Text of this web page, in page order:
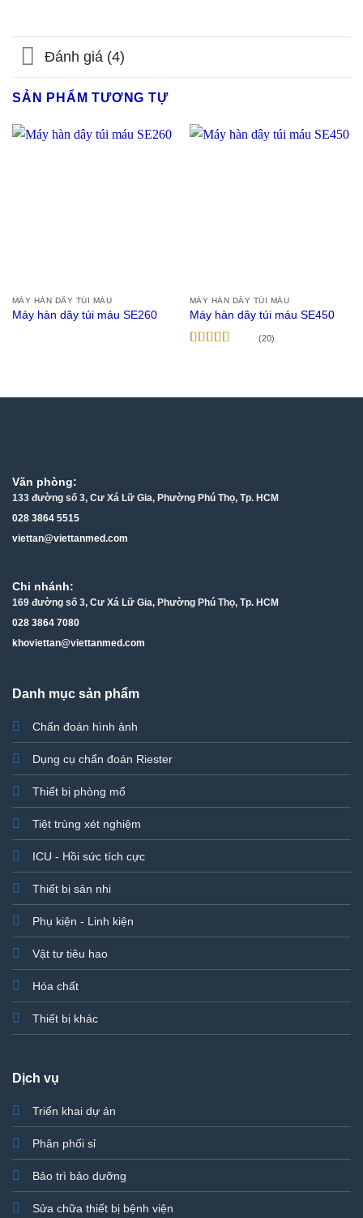
Đánh giá (4)
SẢN PHẨM TƯƠNG TỰ
MÁY HÀN DÂY TÚI MÁU
Máy hàn dây túi máu SE260
MÁY HÀN DÂY TÚI MÁU
Máy hàn dây túi máu SE450
(20)
Văn phòng:
133 đường số 3, Cư Xá Lữ Gia, Phường Phú Thọ, Tp. HCM
028 3864 5515
viettan@viettanmed.com
Chi nhánh:
169 đường số 3, Cư Xá Lữ Gia, Phường Phú Thọ, Tp. HCM
028 3864 7080
khoviettan@viettanmed.com
Danh mục sản phẩm
Chẩn đoán hình ảnh
Dụng cụ chẩn đoán Riester
Thiết bị phòng mổ
Tiệt trùng xét nghiệm
ICU - Hồi sức tích cực
Thiết bị sản nhi
Phụ kiện - Linh kiện
Vật tư tiêu hao
Hóa chất
Thiết bị khác
Dịch vụ
Triển khai dự án
Phân phối sỉ
Bảo trì bảo dưỡng
Sửa chữa thiết bị bệnh viện